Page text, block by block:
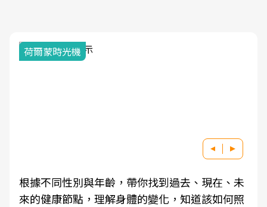
荷爾蒙時光機
根據不同性別與年齡，帶你找到過去、現在、未
來的健康節點，理解身體的變化，知道該如何照